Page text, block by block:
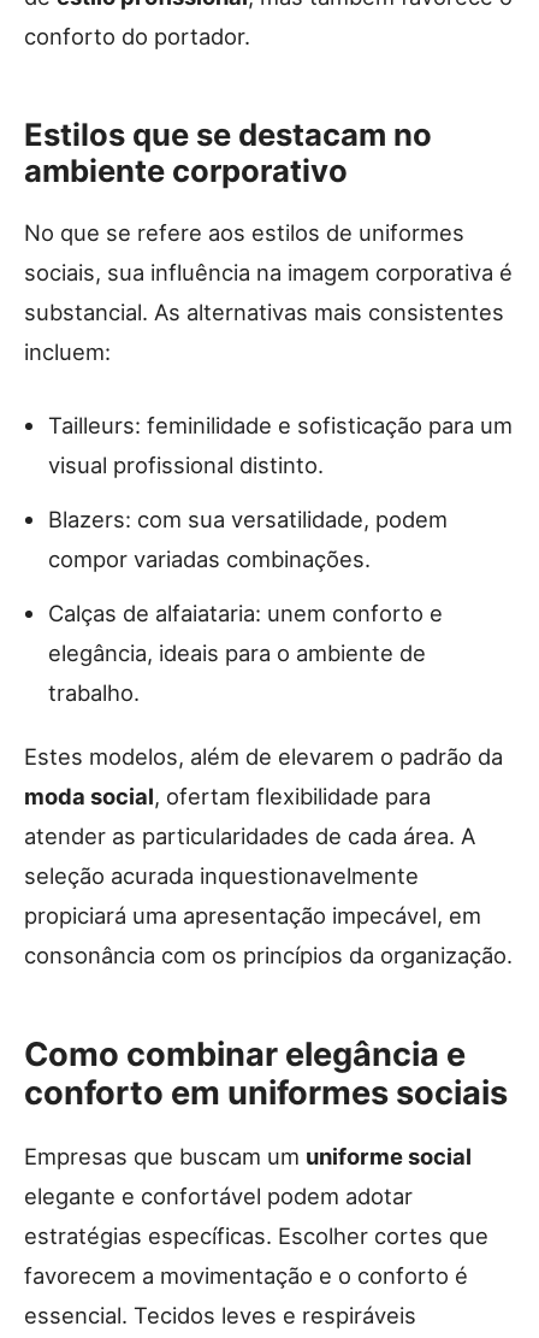
conforto do portador.
Estilos que se destacam no
ambiente corporativo
No que se refere aos estilos de uniformes
sociais, sua influência na imagem corporativa é
substancial. As alternativas mais consistentes
incluem:
Tailleurs: feminilidade e sofisticação para um
visual profissional distinto.
Blazers: com sua versatilidade, podem
compor variadas combinações.
Calças de alfaiataria: unem conforto e
elegância, ideais para o ambiente de
trabalho.
Estes modelos, além de elevarem o padrão da
moda social, ofertam flexibilidade para
atender as particularidades de cada área. A
seleção acurada inquestionavelmente
propiciará uma apresentação impecável, em
consonância com os princípios da organização.
Como combinar elegância e
conforto em uniformes sociais
Empresas que buscam um uniforme social
elegante e confortável podem adotar
estratégias específicas. Escolher cortes que
favorecem a movimentação e o conforto é
essencial. Tecidos leves e respiráveis